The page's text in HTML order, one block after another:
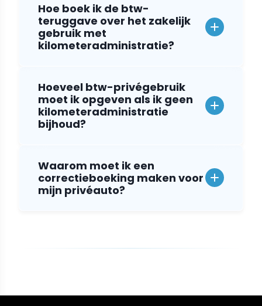
Hoe boek ik de btw-
teruggave over het zakelijk
gebruik met
kilometeradministratie?
Hoeveel btw-privégebruik
moet ik opgeven als ik geen
kilometeradministratie
bijhoud?
Waarom moet ik een
correctieboeking maken voor
mijn privéauto?